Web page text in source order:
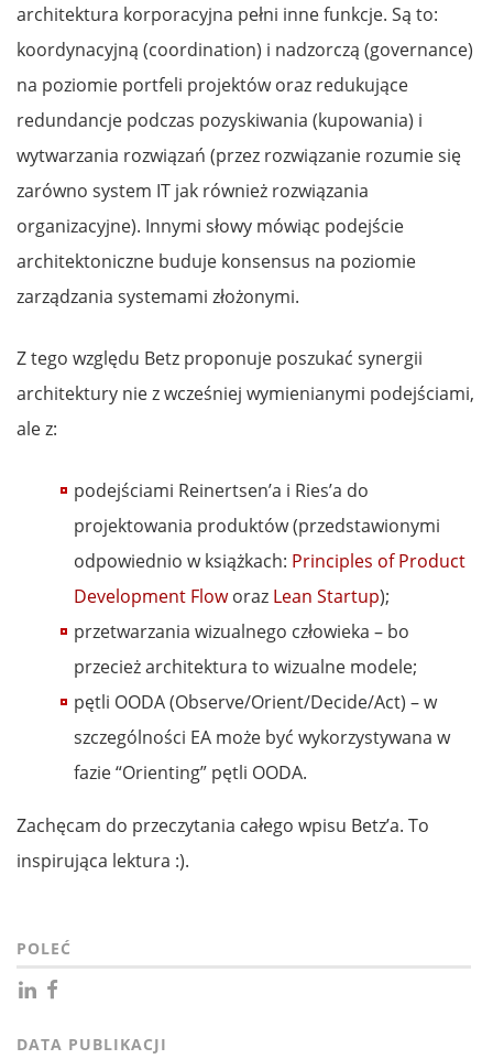
architektura korporacyjna pełni inne funkcje. Są to:
koordynacyjną (coordination) i nadzorczą (governance)
na poziomie portfeli projektów oraz redukujące
redundancje podczas pozyskiwania (kupowania) i
wytwarzania rozwiązań (przez rozwiązanie rozumie się
zarówno system IT jak również rozwiązania
organizacyjne). Innymi słowy mówiąc podejście
architektoniczne buduje konsensus na poziomie
zarządzania systemami złożonymi.
Z tego względu Betz proponuje poszukać synergii
architektury nie z wcześniej wymienianymi podejściami,
ale z:
podejściami Reinertsen’a i Ries’a do
projektowania produktów (przedstawionymi
odpowiednio w książkach: Principles of Product
Development Floworaz Lean Startup);
przetwarzania wizualnego człowieka – bo
przecież architektura to wizualne modele;
pętli OODA (Observe/Orient/Decide/Act) – w
szczególności EA może być wykorzystywana w
fazie “Orienting” pętli OODA.
Zachęcam do przeczytania całego wpisu Betz’a. To
inspirująca lektura :).
POLEĆ
DATA PUBLIKACJI